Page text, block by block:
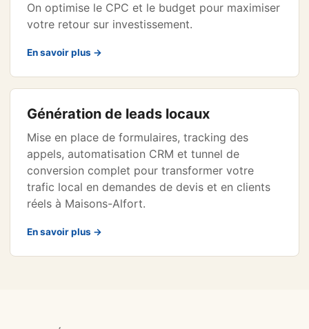
On optimise le CPC et le budget pour maximiser
votre retour sur investissement.
En savoir plus →
Génération de leads locaux
Mise en place de formulaires, tracking des
appels, automatisation CRM et tunnel de
conversion complet pour transformer votre
trafic local en demandes de devis et en clients
réels à Maisons-Alfort.
En savoir plus →